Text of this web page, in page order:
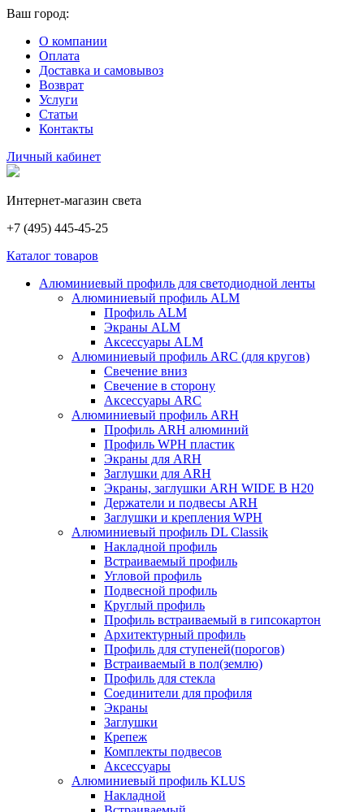
Ваш город:
О компании
Оплата
Доставка и самовывоз
Возврат
Услуги
Статьи
Контакты
Личный кабинет
Интернет-магазин света
+7 (495) 445-45-25
Каталог товаров
Алюминиевый профиль для светодиодной ленты
Алюминиевый профиль ALM
Профиль ALM
Экраны ALM
Аксессуары ALM
Алюминиевый профиль ARC (для кругов)
Свечение вниз
Свечение в сторону
Аксессуары ARC
Алюминиевый профиль ARH
Профиль ARH алюминий
Профиль WPH пластик
Экраны для ARH
Заглушки для ARH
Экраны, заглушки ARH WIDE B H20
Держатели и подвесы ARH
Заглушки и крепления WPH
Алюминиевый профиль DL Classik
Накладной профиль
Встраиваемый профиль
Угловой профиль
Подвесной профиль
Круглый профиль
Профиль встраиваемый в гипсокартон
Архитектурный профиль
Профиль для ступеней(порогов)
Встраиваемый в пол(землю)
Профиль для стекла
Соединители для профиля
Экраны
Заглушки
Крепеж
Комплекты подвесов
Аксессуары
Алюминиевый профиль KLUS
Накладной